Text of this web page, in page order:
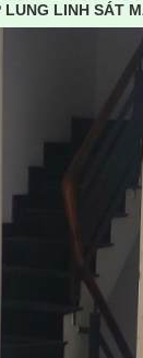
LINH SÁT